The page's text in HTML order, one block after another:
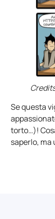
Se questa
torto…)!
saperlo, ma